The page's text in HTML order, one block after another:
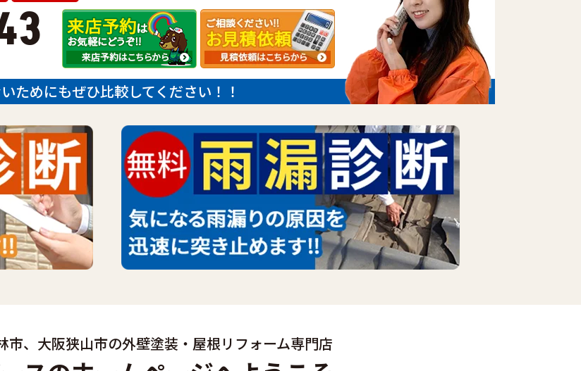
ためにもぜひ比較してください！！
市、大阪狭山市の外壁塗装・屋根リフォーム専門店